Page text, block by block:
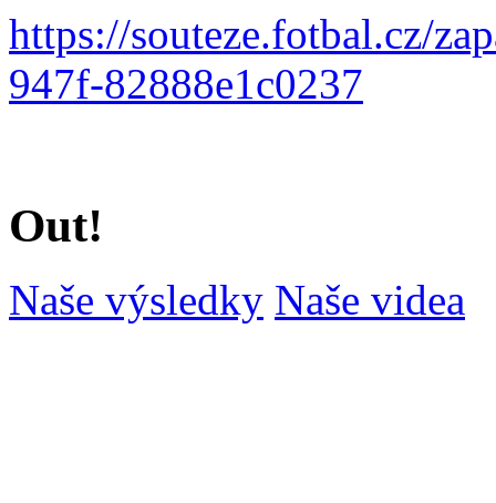
https://souteze.fotbal.cz/
947f-82888e1c0237
Out!
Naše výsledky Naše videa